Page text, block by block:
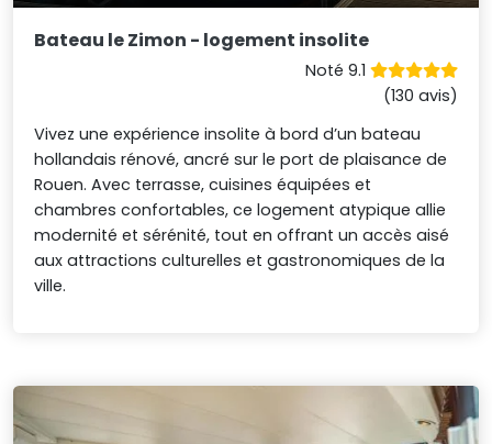
Bateau le Zimon - logement insolite
Noté 9.1
(130 avis)
Vivez une expérience insolite à bord d’un bateau
hollandais rénové, ancré sur le port de plaisance de
Rouen. Avec terrasse, cuisines équipées et
chambres confortables, ce logement atypique allie
modernité et sérénité, tout en offrant un accès aisé
aux attractions culturelles et gastronomiques de la
ville.